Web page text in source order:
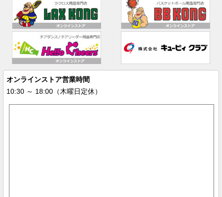
オンラインストア営業時間
10:30 ～ 18:00（木曜日定休）